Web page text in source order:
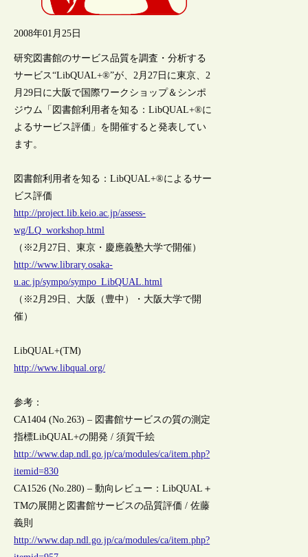
2008年01月25日
研究図書館のサービス品質を調査・分析する
サービス“LibQUAL+®”が、2月27日に東京、2
月29日に大阪で国際ワークショップ＆シンポ
ジウム「図書館利用者を知る：LibQUAL+®に
よるサービス評価」を開催すると発表してい
ます。
図書館利用者を知る：LibQUAL+®によるサー
ビス評価
http://project.lib.keio.ac.jp/assess-
wg/LQ_workshop.html
（※2月27日、東京・慶應義塾大学で開催）
http://www.library.osaka-
u.ac.jp/sympo/sympo_LibQUAL.html
（※2月29日、大阪（豊中）・大阪大学で開
催）
LibQUAL+(TM)
http://www.libqual.org/
参考：
CA1404 (No.263) – 図書館サービスの質の測定
指標LibQUAL+の開発 / 須賀千絵
http://www.dap.ndl.go.jp/ca/modules/ca/item.php?
itemid=830
CA1526 (No.280) – 動向レビュー：LibQUAL＋
TMの展開と図書館サービスの品質評価 / 佐藤
義則
http://www.dap.ndl.go.jp/ca/modules/ca/item.php?